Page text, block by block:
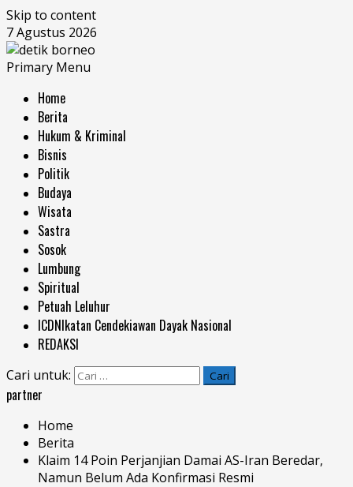
Skip to content
7 Agustus 2026
Primary Menu
Home
Berita
Hukum & Kriminal
Bisnis
Politik
Budaya
Wisata
Sastra
Sosok
Lumbung
Spiritual
Petuah Leluhur
ICDNIkatan Cendekiawan Dayak Nasional
REDAKSI
Cari untuk:
partner
Home
Berita
Klaim 14 Poin Perjanjian Damai AS-Iran Beredar,
Namun Belum Ada Konfirmasi Resmi